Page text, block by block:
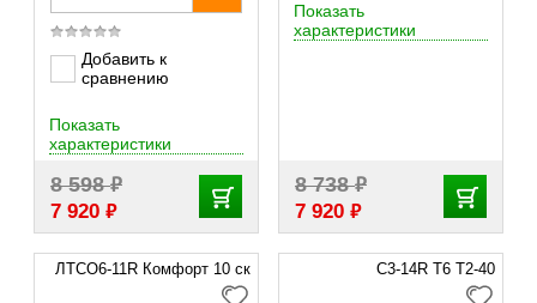
Добавить к
сравнению
8 598₽
7 920 ₽
Показать
характеристики
8 738₽
7 920 ₽
Показать
характеристики
ЛТСO6-11R Комфорт 10 ск С3-14R Т6 Т2-40